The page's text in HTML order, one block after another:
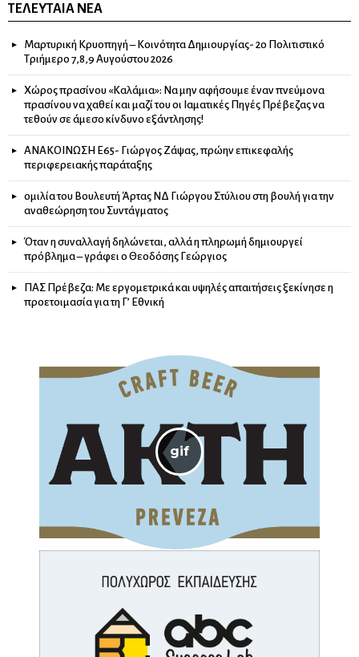
ΤΕΛΕΥΤΑΊΑ ΝΈΑ
Μαρτυρική Κρυοπηγή – Κοινότητα Δημιουργίας- 2ο Πολιτιστικό
Τριήμερο 7,8,9 Αυγούστου 2026
Χώρος πρασίνου «Καλάμια»: Να μην αφήσουμε έναν πνεύμονα
πρασίνου να χαθεί και μαζί του οι Ιαματικές Πηγές Πρέβεζας να
τεθούν σε άμεσο κίνδυνο εξάντλησης!
ΑΝΑΚΟΙΝΩΣΗ Ε65- Γιώργος Ζάψας, πρώην επικεφαλής
περιφερειακής παράταξης
ομιλία του Βουλευτή Άρτας ΝΔ Γιώργου Στύλιου στη βουλή για την
αναθεώρηση του Συντάγματος
Όταν η συναλλαγή δηλώνεται, αλλά η πληρωμή δημιουργεί
πρόβλημα – γράφει ο Θεοδόσης Γεώργιος
ΠΑΣ Πρέβεζα: Με εργομετρικά και υψηλές απαιτήσεις ξεκίνησε η
προετοιμασία για τη Γ’ Εθνική